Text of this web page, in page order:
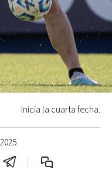
Inicia la cuarta fecha.